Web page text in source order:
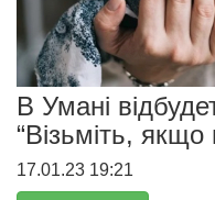
В Умані
“Візьміть, якщо
17.01.23 19:21